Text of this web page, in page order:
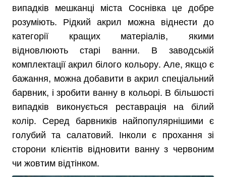
випадків мешканці міста Соснівка це добре
розуміють. Рідкий акрил можна віднести до
категорії кращих матеріалів, якими
відновлюють старі ванни. В заводській
комплектації акрил білого кольору. Але, якщо є
бажання, можна добавити в акрил спеціальний
барвник, і зробити ванну в кольорі. В більшості
випадків виконується реставрація на білий
колір. Серед барвників найпопулярнішими є
голубий та салатовий. Інколи є прохання зі
сторони клієнтів відновити ванну з червоним
чи жовтим відтінком.